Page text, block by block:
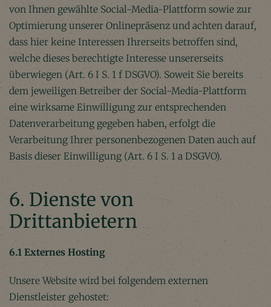
von Ihnen gewählte Social-Media-Plattform sowie zur
Optimierung unserer Onlinepräsenz und achten darauf,
dass hier keine Interessen Ihrerseits betroffen sind,
welche dieses berechtigte Interesse unsererseits
überwiegen (Art. 6 I S. 1 f DSGVO). Soweit Sie bereits
dem jeweiligen Betreiber der Social-Media-Plattform
eine wirksame Einwilligung zur entsprechenden
Datenverarbeitung gegeben haben, erfolgt die
Verarbeitung Ihrer personenbezogenen Daten auch auf
Basis dieser Einwilligung (Art. 6 I S. 1 a DSGVO).
6. Dienste von
Drittanbietern
6.1 Externes Hosting
Unsere Website wird bei folgendem externen
Dienstleister gehostet: